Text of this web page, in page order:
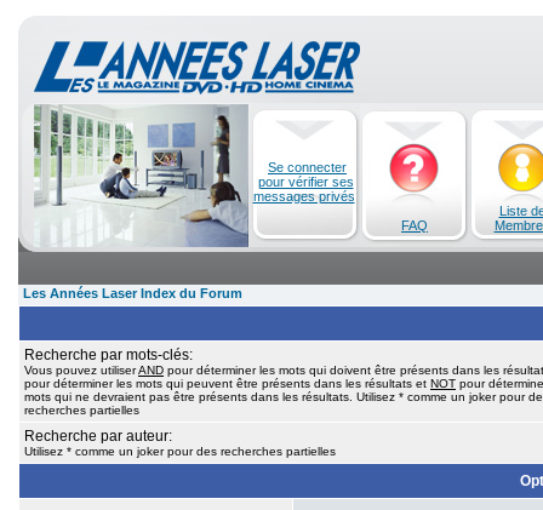
Se connecter
pour vérifier ses
messages privés
FAQ
Liste
Les Années Laser Index du Forum
Recherche par mots-clés:
Vous pouvez utiliserAND pour déterminer les mots qui doivent être présents dans les
pour déterminer les mots qui peuvent être présents dans les résultats et NOT pour
mots qui ne devraient pas être présents dans les résultats. Utilisez * comme un joker pour
recherches partielles
Recherche par auteur:
Utilisez * comme un joker pour des recherches partielles